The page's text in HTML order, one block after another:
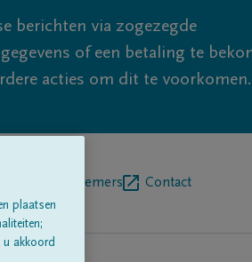
berichten via zogezegde
of een betaling te
acties om dit te voorkomen.
Contact
plaatsen
u akkoord